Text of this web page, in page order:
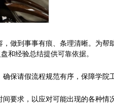
做到事事有痕、条理清晰。为帮
和经验总结提供可靠依据。
保请假流程规范有序，保障学院
间要求 ，以应对可能出现的各种情